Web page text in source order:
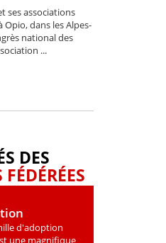
ses associations
dans les Alpes-
national des
...
DES
d'adoption
une magniﬁque